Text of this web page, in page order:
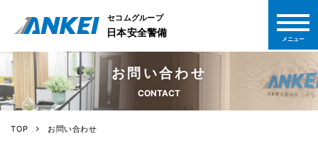
セコムグループ
日本安全警備
t
o
g
g
e
n
a
メニュー
お問い合わせ
CONTACT
TOP お問い合わせ